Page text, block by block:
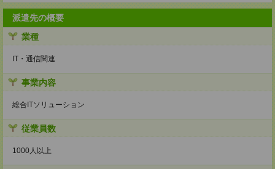
派遣先の概要
業種
IT・通信関連
事業内容
総合ITソリューション
従業員数
1000人以上